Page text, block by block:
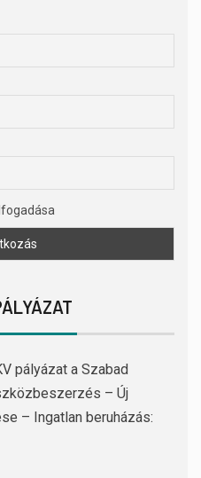
pályázat a Szabad
– Új
– Ingatlan beruházás: